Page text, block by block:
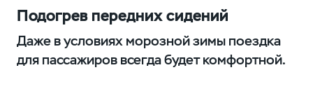
Подогрев передних сидений
Даже в условиях морозной зимы поездка
для пассажиров всегда будет комфортной.